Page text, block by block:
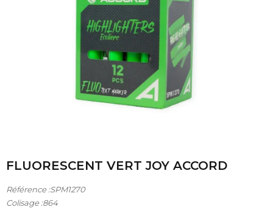
FLUORESCENT VERT JOY ACCORD
Référence :SPM1270
Colisage :864